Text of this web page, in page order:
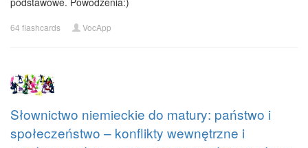
64 flashcards VocApp
Słownictwo niemieckie do matury: państwo i
społeczeństwo – konflikty wewnętrzne i